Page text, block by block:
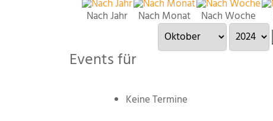
Nach Jahr Nach Monat Nach Woche
Events für
Keine Termine